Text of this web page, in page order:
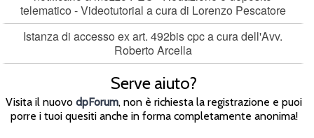
telematico - Videotutorial a cura di Lorenzo Pescatore
Istanza di accesso ex art. 492bis cpc a cura dell'Avv.
Roberto Arcella
Serve aiuto?
Visita il nuovodpForum, non è richiesta la registrazione e puoi
porre i tuoi quesiti anche in forma completamente anonima!